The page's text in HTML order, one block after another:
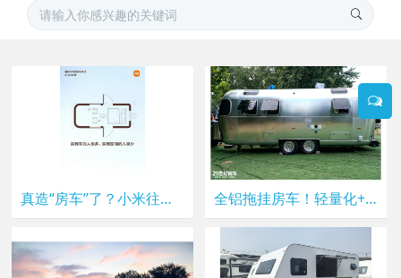
真造“房车”了？小米往澎程SUV里面塞了一张双人床 全铝拖挂房车！轻量化+高定内饰，MUTOLOV 银漫 X8 非凡魅力版